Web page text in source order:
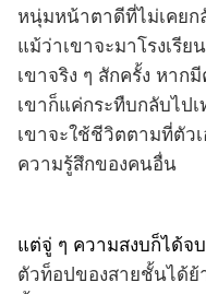
หนุ่มหน้าตาดีที่ไม่เคยก
แม้ว่าเขาจะมาโรงเรี
เขาจริง ๆ สักครั้ง หาก
เขาก็แค่กระทืบกลับไป
เขาจะใช้ชีวิตตามที่ตัว
ความรู้สึกของคนอื่น
แต่จู่ ๆ ความสงบก็ได้จบ
ตัวท็อปของสายชั้นได้ย้